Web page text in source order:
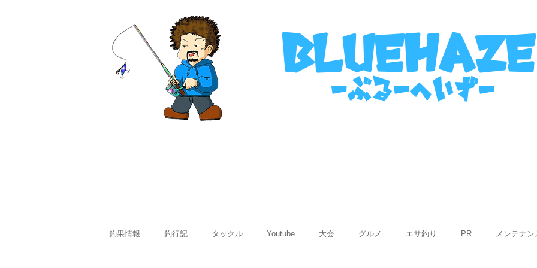
bluehaze
​－ぶるーへいずー
釣果情報 釣行記 タックル Youtube 大会 グルメ エサ釣り PR メンテナン